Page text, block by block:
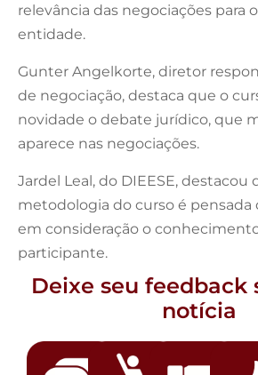
relevância das negociações para
entidade.
Gunter Angelkorte, diretor
de negociação, destaca que o
novidade o debate jurídico, que
aparece nas negociações.
Jardel Leal, do DIEESE, destacou
metodologia do curso é pensada
em consideração o
participante.
Deixe seu feedback
notícia